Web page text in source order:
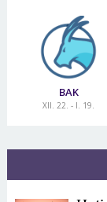
BAK
XII. 22. - I. 19.